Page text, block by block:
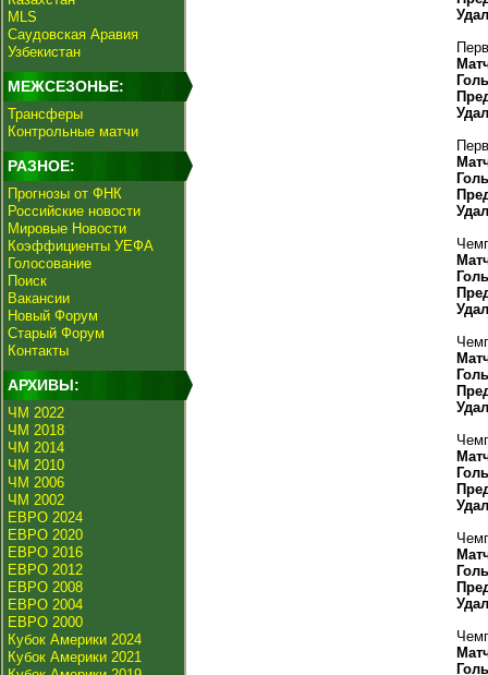
MLS
Саудовская Аравия
Узбекистан
МЕЖСЕЗОНЬЕ:
Трансферы
Контрольные матчи
РАЗНОЕ:
Прогнозы от ФНК
Российские новости
Мировые Новости
Коэффициенты УЕФА
Голосование
Поиск
Вакансии
Новый Форум
Старый Форум
Контакты
АРХИВЫ:
ЧМ 2022
ЧМ 2018
ЧМ 2014
ЧМ 2010
ЧМ 2006
ЧМ 2002
ЕВРО 2024
ЕВРО 2020
ЕВРО 2016
ЕВРО 2012
ЕВРО 2008
ЕВРО 2004
ЕВРО 2000
Кубок Америки 2024
Кубок Америки 2021